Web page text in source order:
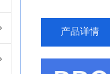
产品详情